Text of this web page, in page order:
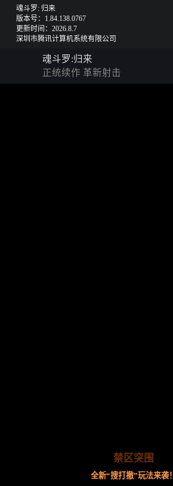
魂斗罗: 归来
版本号：1.84.138.0767
更新时间：2026.8.7
深圳市腾讯计算机系统有限公司
魂斗罗:归来
正统续作 革新射击
禁区突围
全新“搜打撤”玩法来袭！